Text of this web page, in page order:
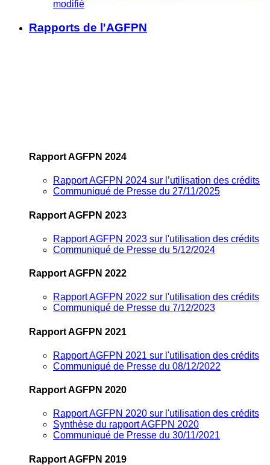
modifié
Rapports de l'AGFPN
Rapport AGFPN 2024
Rapport AGFPN 2024 sur l’utilisation des crédits
Communiqué de Presse du 27/11/2025
Rapport AGFPN 2023
Rapport AGFPN 2023 sur l'utilisation des crédits
Communiqué de Presse du 5/12/2024
Rapport AGFPN 2022
Rapport AGFPN 2022 sur l'utilisation des crédits
Communiqué de Presse du 7/12/2023
Rapport AGFPN 2021
Rapport AGFPN 2021 sur l'utilisation des crédits
Communiqué de Presse du 08/12/2022
Rapport AGFPN 2020
Rapport AGFPN 2020 sur l'utilisation des crédits
Synthèse du rapport AGFPN 2020
Communiqué de Presse du 30/11/2021
Rapport AGFPN 2019